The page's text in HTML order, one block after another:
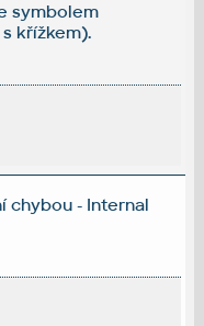
symbolem
křížkem).
chybou - Internal